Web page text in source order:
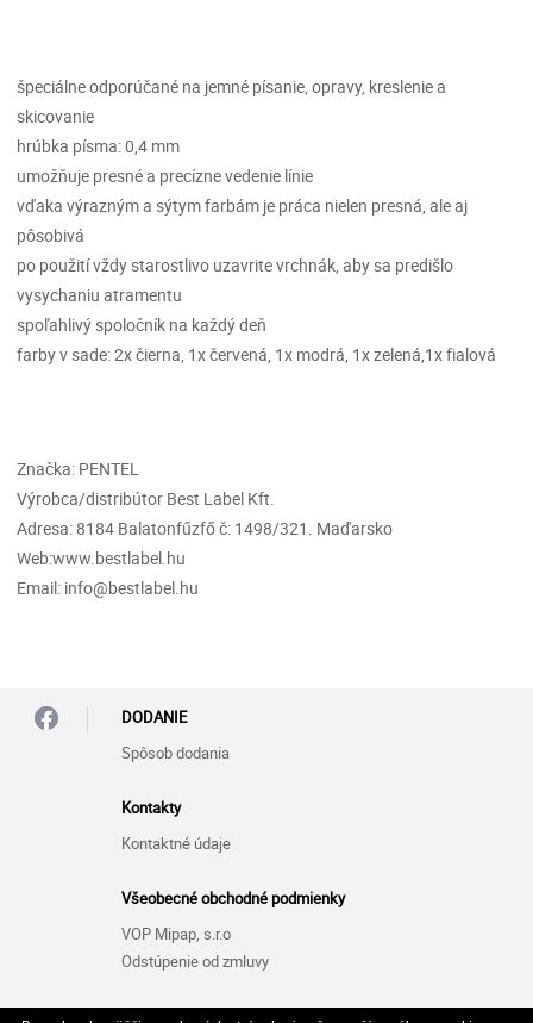
špeciálne odporúčané na jemné písanie, opravy, kreslenie a
skicovanie
hrúbka písma: 0,4 mm
umožňuje presné a precízne vedenie línie
vďaka výrazným a sýtym farbám je práca nielen presná, ale aj
pôsobivá
po použití vždy starostlivo uzavrite vrchnák, aby sa predišlo
vysychaniu atramentu
spoľahlivý spoločník na každý deň
farby v sade: 2x čierna, 1x červená, 1x modrá, 1x zelená,1x fialová
Značka: PENTEL
Výrobca/distribútor Best Label Kft.
Adresa: 8184 Balatonfűzfő č: 1498/321. Maďarsko
Web:www.bestlabel.hu
Email: info@bestlabel.hu
DODANIE
Spôsob dodania
Kontakty
Kontaktné údaje
Všeobecné obchodné podmienky
VOP Mipap, s.r.o
Odstúpenie od zmluvy
Zásady ochrany osobných údajov (GDPR)